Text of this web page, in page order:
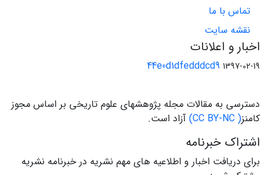
تماس با ما
نقشه سایت
اخبار و اعلانات
44e0d1dfedddcd9 1397-02-19
دسترسی به مقالات مجله پژوهشهای علوم تاریخی بر اساس مجوز
کامنز( CC BY-NC) آزاد است.
اشتراک خبرنامه
برای دریافت اخبار و اطلاعیه های مهم نشریه در خبرنامه نشریه